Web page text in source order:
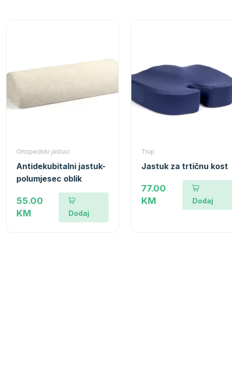
Ortopedski jastuci
Antidekubitalni jastuk-
polumjesec oblik
55.00
KM
Dodaj
Trup
Jastuk za trtičnu kost
77.00
KM
Dodaj